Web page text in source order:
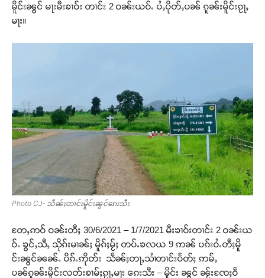
မိူင်းၼွင် မႃးမီးၶၢဝ်း တၢင်း 2 ဝၼ်းယဝ်ႉ ပႆႇပိုတ်ႇပၼ် ၵူၼ်းမိူင်းၵႂႃႇ
မႃး။
Photo CJ- သဵၼ်ႈတၢင်းမိူင်းၼွင်ၵေးသီး
တႄႇဢဝ် ဝၼ်းတီႈ 30/6/2021 – 1/7/2021 မီးၶၢဝ်းတၢင်း 2 ဝၼ်းယ
ဝ်ႉ ၶွင်ႇသီႇ သိုၵ်းမၢၼ်ႈ မိူၵ်ႈမႂ်ႈ တပ်ႉၶလယ 9 ဢၼ် ပၵ်းဝႆႉတီႈမိူ
င်းၼွင်ၼၼ်ႉ ပိၵ်ႉဢိုတ်း သဵၼ်ႈတႃႇသၢႆတၢင်းပႅတ်ႈ ဢမ်ႇ
ပၼ်ၵူၼ်းမိူင်းလတ်းၶၢမ်ႈၵႂႃႇမႃး ၵေးသီး – မိူင်း ၼွင် ၼႂ်းၸႄႈဝဵ